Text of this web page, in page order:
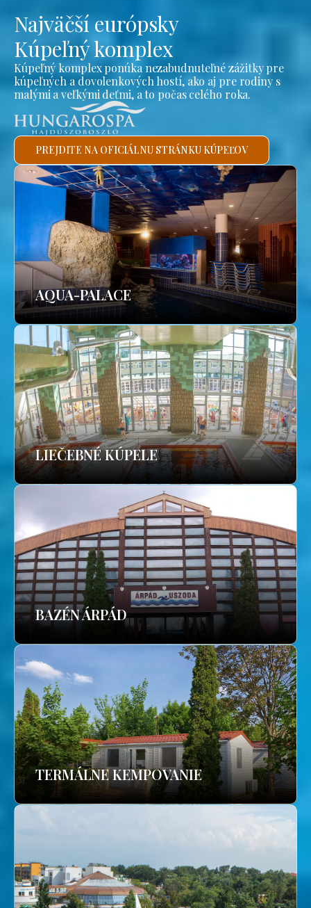
Najväčší európsky
Kúpeľný komplex
Kúpeľný komplex ponúka nezabudnuteľné zážitky pre
kúpeľných a dovolenkových hostí, ako aj pre rodiny s
malými a veľkými deťmi, a to počas celého roka.
PREJDITE NA OFICIÁLNU STRÁNKU KÚPEĽOV
AQUA-PALACE
LIEČEBNÉ KÚPELE
BAZÉN ÁRPÁD
TERMÁLNE KEMPOVANIE